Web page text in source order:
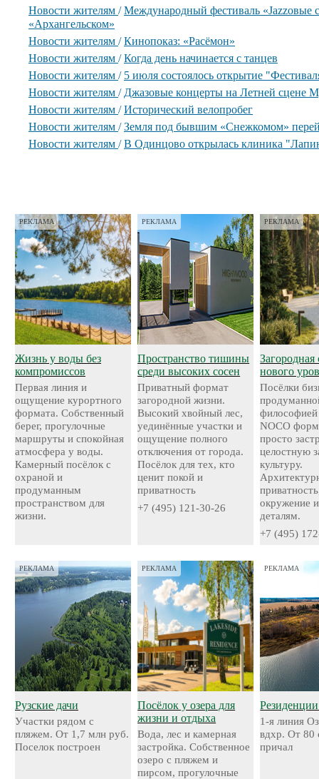
Новости жителям /Международный фестиваль «Jazzовые
«Архангельском»
Новости жителям /Кинопоказ: «Расёмон»
Новости жителям /Когда день начинается с танцев
Новости жителям / 5 июля состоялось открытие
Новости жителям / Джазовые концерты на Летней сцене
Новости жителям /Исторический велопробег
Новости жителям /Земля под бывшим «Снежкомом»
Новости жителям /В Одинцово открылась клиника
РЕКЛАМА
Жизнь у воды без
компромиссов
Первая линия и
ощущение курортного
формата. Собственный
берег, прогулочные
маршруты и спокойная
атмосфера у воды.
Камерный посёлок с
охраной и
продуманным
пространством для
жизни.
РЕКЛАМА
Пространство тишины
среди высоких сосен
Приватный формат
загородной жизни.
Высокий хвойный лес,
уединённые участки и
ощущение полного
отключения от города.
Посёлок для тех, кто
ценит покой и
приватность
+7 (495) 121-30-26
РЕКЛАМА
Загородная
нового
Посёлки
NOCO
просто
целостную
культуру.
окружение
деталям.
+7 (495)
РЕКЛАМА
Рузские дачи
Участки рядом с
пляжем. От 1,7 млн руб.
Поселок построен
РЕКЛАМА
Посёлок у озера для
жизни и отдыха
Вода, лес и камерная
застройка. Собственное
озеро с пляжем и
пирсом, прогулочные
РЕКЛАМА
1-я линия
вдхр. От 80
причал